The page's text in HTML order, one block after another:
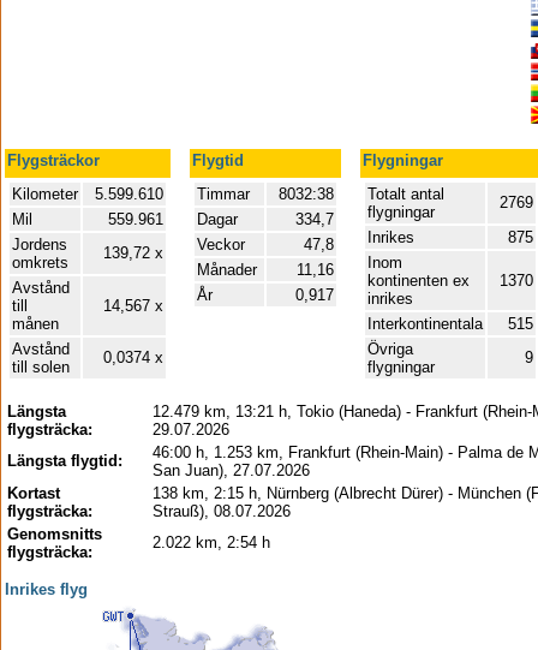
Flygsträckor Flygtid
Flygningar
Kilometer
5.599.610
Mil
559.961
Jordens
omkrets
139,72 x
Avstånd
till
månen
14,567 x
Avstånd
till solen
0,0374 x
Timmar
8032:38
Dagar
334,7
Veckor
47,8
Månader
11,16
År
0,917
Totalt antal
flygningar
2769
Inrikes
875
Inom
kontinenten ex
inrikes
1370
Interkontinentala
515
Övriga
flygningar
9
Längsta
flygsträcka:
12.479 km, 13:21 h, Tokio (Haneda) - Frankfurt (Rhein-
29.07.2026
Längsta flygtid:
46:00 h, 1.253 km, Frankfurt (Rhein-Main) - Palma de
San Juan), 27.07.2026
Kortast
flygsträcka:
138 km, 2:15 h, Nürnberg (Albrecht Dürer) - München
Strauß), 08.07.2026
Genomsnitts
flygsträcka:
2.022 km, 2:54 h
Inrikes flyg